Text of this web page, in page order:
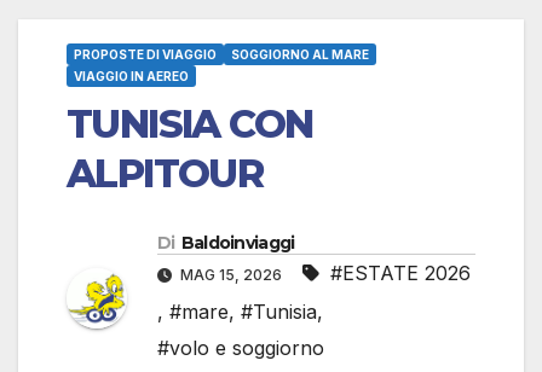
PROPOSTE DI VIAGGIO
SOGGIORNO AL MARE
VIAGGIO IN AEREO
TUNISIA CON
ALPITOUR
Di Baldoinviaggi
MAG 15, 2026
#ESTATE 2026
, #mare, #Tunisia,
#volo e soggiorno